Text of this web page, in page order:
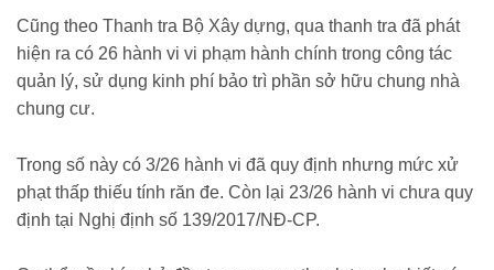
Cũng theo Thanh tra Bộ Xây dựng, qua thanh tra đã phát
hiện ra có 26 hành vi vi phạm hành chính trong công tác
quản lý, sử dụng kinh phí bảo trì phần sở hữu chung nhà
chung cư.
Trong số này có 3/26 hành vi đã quy định nhưng mức xử
phạt thấp thiếu tính răn đe. Còn lại 23/26 hành vi chưa quy
định tại Nghị định số 139/2017/NĐ-CP.